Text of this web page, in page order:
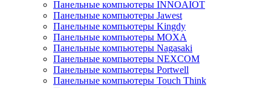
Панельные компьютеры INNOAIOT
Панельные компьютеры Jawest
Панельные компьютеры Kingdy
Панельные компьютеры MOXA
Панельные компьютеры Nagasaki
Панельные компьютеры NEXCOM
Панельные компьютеры Portwell
Панельные компьютеры Touch Think